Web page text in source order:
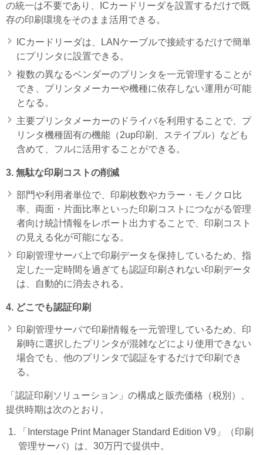
の統一は不要であり、ICカードリーダを設置するだけで既
存の印刷環境をそのまま活用できる。
ICカードリーダは、LANケーブルで接続するだけで簡単
にプリンタに設置できる。
複数の異なるベンダーのプリンタを一元管理することが
でき、プリンタメーカーや機種に依存しない運用が可能
となる。
主要プリンタメーカーのドライバを利用することで、プ
リンタ機種固有の機能（2up印刷、ステイプル）なども
含めて、フルに活用することができる。
3. 無駄な印刷コストの削減
部門や利用者単位で、印刷枚数やカラー・モノクロ比
率、両面・片面比率といった印刷コストにつながる管理
者向け統計情報をレポート出力することで、印刷コスト
の見える化が可能になる。
印刷管理サーバ上で印刷データを保持しているため、指
定した一定時間を過ぎても認証印刷されない印刷データ
は、自動的に消去される。
4. どこでも認証印刷
印刷管理サーバで印刷情報を一元管理しているため、印
刷時に選択したプリンタが混雑などにより使用できない
場合でも、他のプリンタで認証をするだけで印刷でき
る。
「認証印刷ソリューション」の構成と販売価格（税別）、
提供時期は次のとおり。
「Interstage Print Manager Standard Edition V9」（印刷
管理サーバ）は、30万円で提供中。